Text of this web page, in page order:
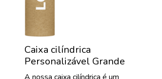
Caixa cilíndrica
Personalizável Grande